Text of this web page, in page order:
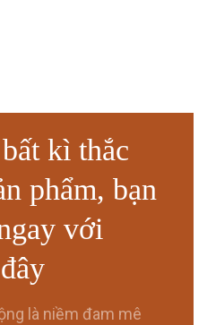
kì thắc
phẩm, bạn
với
là niềm đam mê